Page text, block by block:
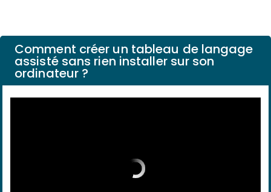
Comment créer un tableau de langage
assisté sans rien installer sur son
ordinateur ?